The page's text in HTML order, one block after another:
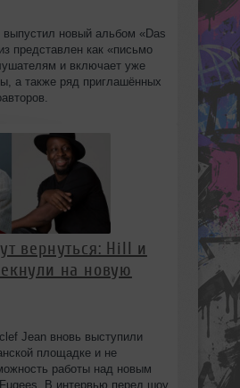
выпустил новый альбом «Das
представлен как «письмо
и включает уже
а также ряд приглашённых
вернуться: Hill и
на новую
Jean вновь выступили
площадке и не
работы над новым
В интервью перед шоу